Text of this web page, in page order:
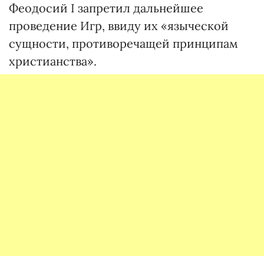
Феодосий I запретил дальнейшее
проведение Игр, ввиду их «языческой
сущности, противоречащей принципам
христианства».